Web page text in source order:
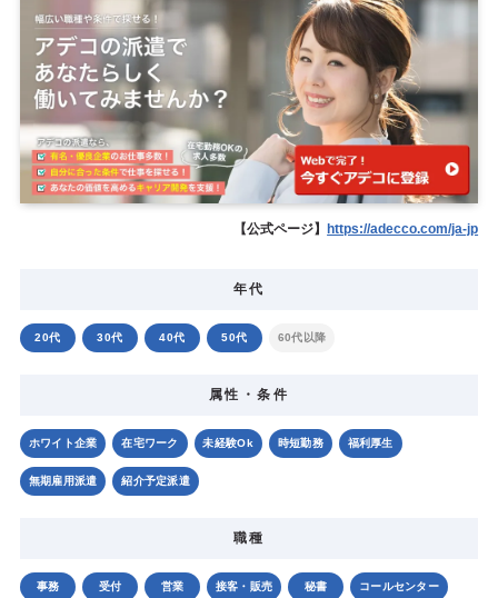
【公式ページ】 https://adecco.com/ja-jp
年代
20代 30代 40代 50代 60代以降
属性・条件
ホワイト企業 在宅ワーク 未経験Ok 時短勤務 福利厚生
無期雇用派遣 紹介予定派遣
職種
事務 受付 営業 接客・販売 秘書 コールセンター